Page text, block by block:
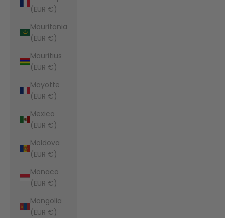
(EUR €)
Mauritania
(EUR €)
Mauritius
(EUR €)
Mayotte
(EUR €)
Mexico
(EUR €)
Moldova
(EUR €)
Monaco
(EUR €)
Mongolia
(EUR €)